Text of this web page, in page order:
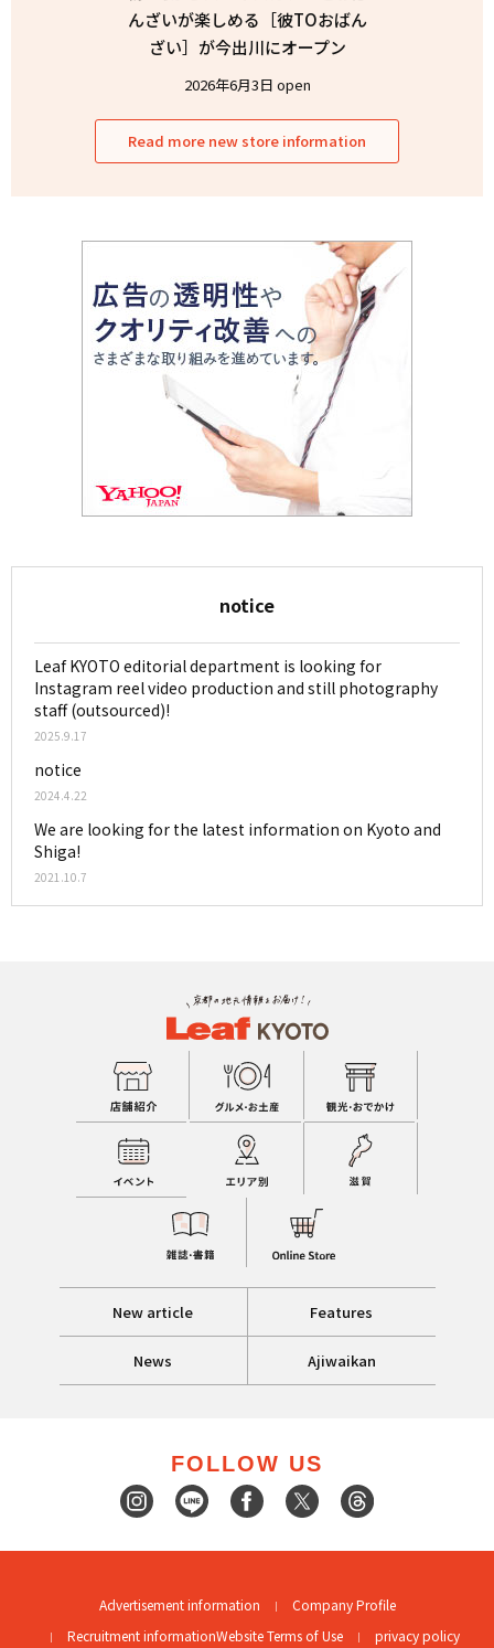
んざいが楽しめる［彼TOおばん
ざい］が今出川にオープン
2026年6月3日 open
Read more new store information
notice
Leaf KYOTO editorial department is looking for
Instagram reel video production and still photography
staff (outsourced)!
2025.9.17
notice
2024.4.22
We are looking for the latest information on Kyoto and
Shiga!
2021.10.7
New article Features
News Ajiwaikan
FOLLOW US
Advertisement information
Company Profile
Recruitment informationWebsite Terms of Use privacy policy